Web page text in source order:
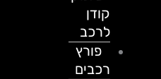
לרכב
פורץ
רכבים